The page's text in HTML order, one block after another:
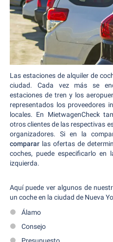
Las estaciones de alquiler de
ciudad. Cada vez más se
estaciones de tren y los
representados los proveedores
locales. En MietwagenCheck
otros clientes de las respectivas
organizadores. Si en la
comparar las ofertas de
coches, puede especificarlo
izquierda.
Aquí puede ver algunos de
un coche en la ciudad de Nueva
Álamo
Consejo